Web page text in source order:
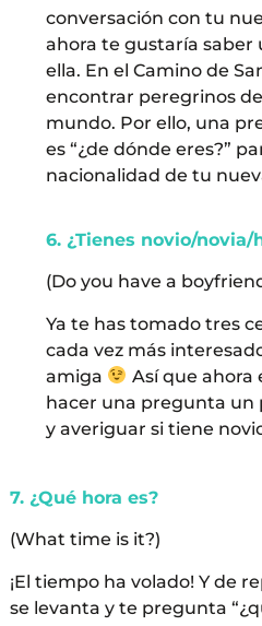
conversación con tu
ahora te gustaría saber
ella. En el Camino de
encontrar peregrinos
mundo. Por ello, una
es “¿de dónde eres?”
nacionalidad de tu
6. ¿Tienes novio/novia/
(Do you have a
Ya te has tomado tres
cada vez más
amiga
Así que ahora
hacer una pregunta un
y averiguar si tiene
7. ¿Qué hora es?
(What time is it?)
¡El tiempo ha volado! Y de
se levanta y te pregunta